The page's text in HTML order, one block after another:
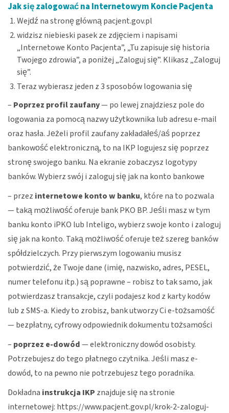
Jak się zalogować na Internetowym Koncie Pacjenta
Wejdź na stronę głównąpacjent.gov.pl
widzisz niebieski pasek ze zdjęciem i napisami
„Internetowe Konto Pacjenta”, „Tu zapisuje się historia
Twojego zdrowia”, a poniżej „Zaloguj się”. Klikasz „Zaloguj
się”.
Teraz wybierasz jeden z 3 sposobów logowania się
– Poprzez profil zaufany— po lewej znajdziesz pole do
logowania za pomocą nazwy użytkownika lub adresu e-mail
oraz hasła. Jeżeli profil zaufany zakładałeś/aś poprzez
bankowość elektroniczną, to na IKP logujesz się poprzez
stronę swojego banku. Na ekranie zobaczysz logotypy
banków. Wybierz swój i zaloguj się jak na konto bankowe
– przez internetowe konto w banku, które na to pozwala
— taką możliwość oferuje bank PKO BP. Jeśli masz w tym
banku konto iPKO lub Inteligo, wybierz swoje konto i zaloguj
się jak na konto. Taką możliwość oferuje też szereg banków
spółdzielczych. Przy pierwszym logowaniu musisz
potwierdzić, że Twoje dane (imię, nazwisko, adres, PESEL,
numer telefonu itp.) są poprawne – robisz to tak samo, jak
potwierdzasz transakcje, czyli podajesz kod z karty kodów
lub z SMS-a. Kiedy to zrobisz, bank utworzy Ci e-tożsamość
— bezpłatny, cyfrowy odpowiednik dokumentu tożsamości
– poprzez e-dowód— elektroniczny dowód osobisty.
Potrzebujesz do tego płatnego czytnika. Jeśli masz e-
dowód, to na pewno nie potrzebujesz tego poradnika.
Dokładna instrukcja IKP znajduje się na stronie
internetowej: https://www.pacjent.gov.pl/krok-2-zaloguj-